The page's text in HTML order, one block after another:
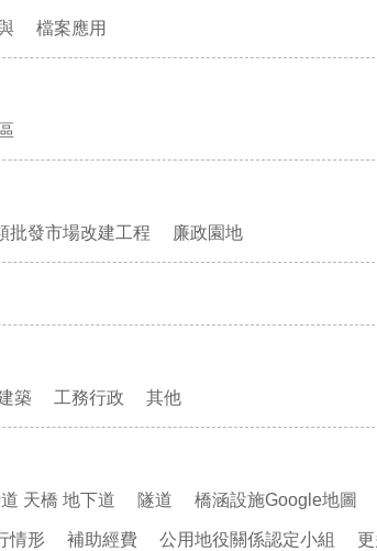
檔案應用
批發市場改建工程 廉政園地
築 工務行政 其他
天橋 地下道 隧道 橋涵設施Google地圖
情形 補助經費 公用地役關係認定小組 更